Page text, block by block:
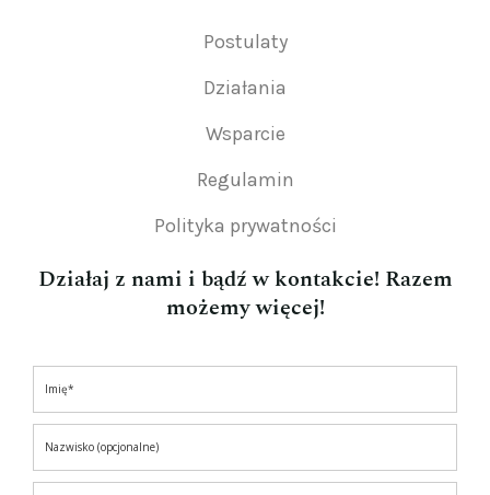
Postulaty
Działania
Wsparcie
Regulamin
Polityka prywatności
Działaj z nami i bądź w kontakcie! Razem
możemy więcej!